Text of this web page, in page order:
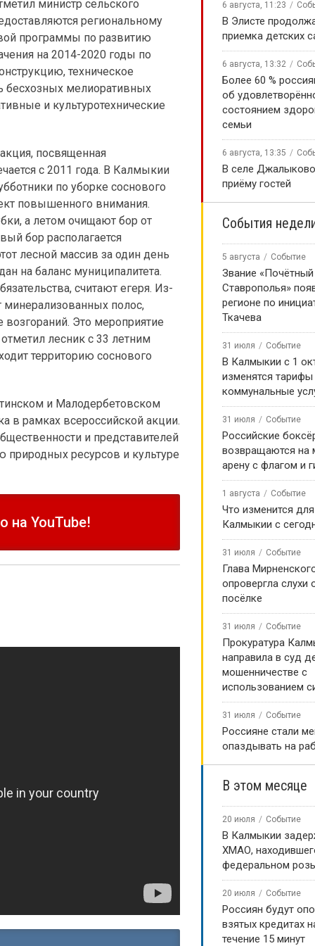
министр сельского
региональному
программы по развитию
на 2014-2020 годы по
техническое
бесхозных мелиоративных
и культуротехнические
посвященная
с 2011 года. В Калмыкии
по уборке соснового
повышенного внимания.
а летом очищают бор от
бор располагается
лесной массив за один день
на баланс муниципалитета.
считают егеря. Из-
минерализованных полос,
Это мероприятие
лесник с 33 летним
территорию соснового
и Малодербетовском
в рамках всероссийской акции.
и представителей
природных ресурсов и культуре
на YouTube!
6 августа, 11:23
В Элисте
приемка детских
6 августа, 13:32
Более 60 %
об
состоянием
семьи
6 августа, 13:35
В селе Джалыково
приёму гостей
События
5 августа Событие
Звание
Ставрополья»
регионе по
Ткачева
31 июля Событие
В Калмыкии с 1
изменятся тарифы
коммунальные
31 июля Событие
Российские
возвращаются на
арену с флагом и
1 августа Событие
Что изменится
Калмыкии с
31 июля Событие
Глава
опровергла слухи
посёлке
31 июля Событие
Прокуратура
направила в суд
мошенничестве с
использованием
31 июля Событие
Россияне стали
опаздывать на
В этом месяце
20 июля Событие
В Калмыкии
ХМАО,
федеральном
20 июля Событие
Россиян будут
взятых кредитах
течение 15 минут